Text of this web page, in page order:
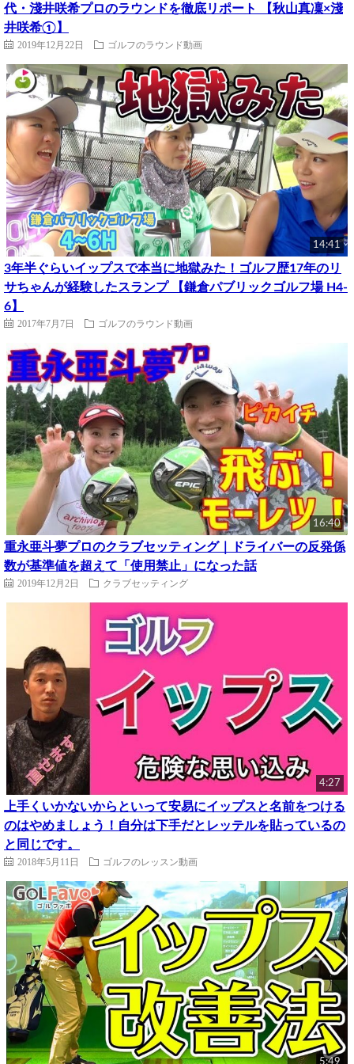
代・淺井咲希プロのラウンドを徹底リポート 【秋山真凜×淺
井咲希①】
2019年12月22日 ゴルフのラウンド動画
14:41
3年半ぐらいイップスで本当に地獄みた！ゴルフ歴17年のリ
サちゃんが経験したスランプ 【鎌倉パブリックゴルフ場 H4-
6】
2017年7月7日 ゴルフのラウンド動画
16:40
重永亜斗夢プロのクラブセッティング｜ドライバーの反発係
数が基準値を超えて「使用禁止」になった話
2019年12月2日 クラブセッティング
4:27
上手くいかないからといって安易にイップスと名前をつける
のはやめましょう！自分は下手だとレッテルを貼っているの
と同じです。
2018年5月11日 ゴルフのレッスン動画
5:49